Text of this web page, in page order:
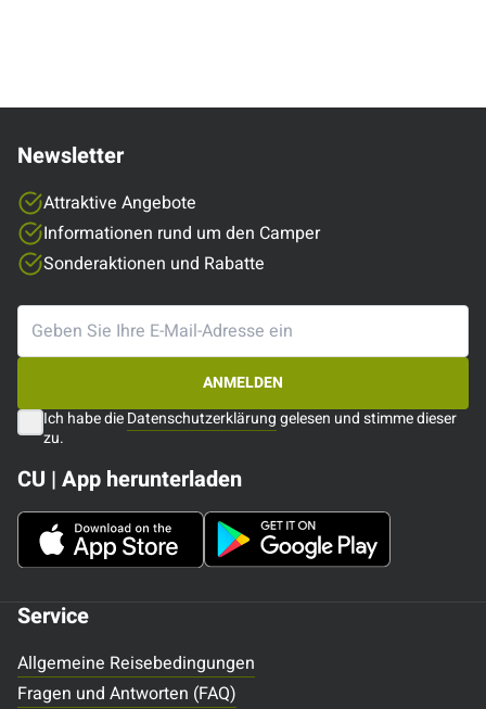
Service
Allgemeine Reisebedingungen
Fragen und Antworten (FAQ)
Newsletter
Attraktive Angebote
Informationen rund um den Camper
Sonderaktionen und Rabatte
ANMELDEN
Ich habe dieDatenschutzerklärunggelesen und stimme dieser
zu.
CU | App herunterladen